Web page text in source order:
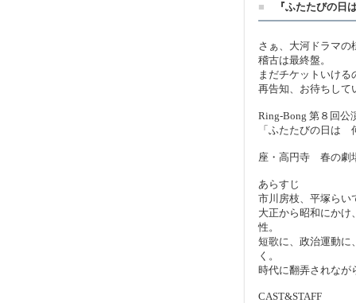
■
『ふたたびの日
さぁ、大河ドラマの
稽古は最終盤。
まだチケットいける
再告知、お待ちして
Ring-Bong 第８回公
「ふたたびの日は
座・高円寺 春の劇
あらすじ
市川房枝、平塚らい
大正から昭和にかけ
性。
短歌に、政治運動に
く。
時代に翻弄されなが
CAST&STAFF